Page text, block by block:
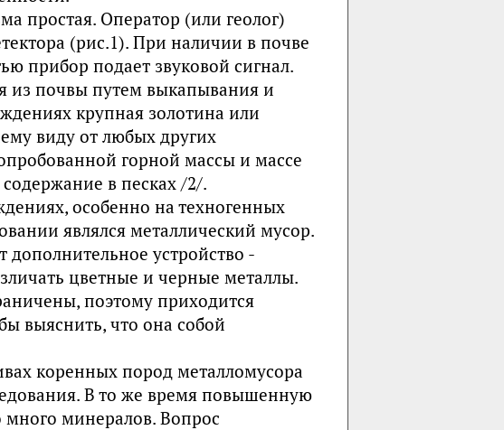
простая. Оператор (или геолог)
(рис.1). При наличии в почве
прибор подает звуковой сигнал.
из почвы путем выкапывания и
крупная золотина или
виду от любых других
горной массы и массе
содержание в песках /2/.
особенно на техногенных
являлся металлический мусор.
устройство -
цветные и черные металлы.
поэтому приходится
выяснить, что она собой
коренных пород металломусора
В то же время повышенную
много минералов. Вопрос